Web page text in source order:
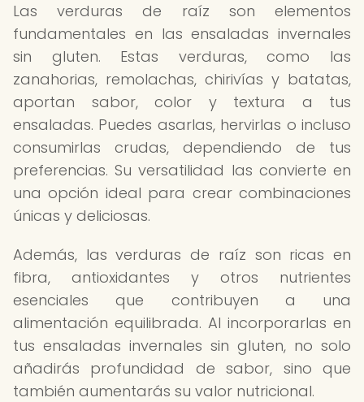
Las verduras de raíz son elementos
fundamentales en las ensaladas invernales
sin gluten. Estas verduras, como las
zanahorias, remolachas, chirivías y batatas,
aportan sabor, color y textura a tus
ensaladas. Puedes asarlas, hervirlas o incluso
consumirlas crudas, dependiendo de tus
preferencias. Su versatilidad las convierte en
una opción ideal para crear combinaciones
únicas y deliciosas.
Además, las verduras de raíz son ricas en
fibra, antioxidantes y otros nutrientes
esenciales que contribuyen a una
alimentación equilibrada. Al incorporarlas en
tus ensaladas invernales sin gluten, no solo
añadirás profundidad de sabor, sino que
también aumentarás su valor nutricional.